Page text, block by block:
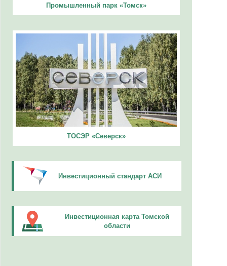
Промышленный парк «Томск»
ТОСЭР «Северск»
Инвестиционный стандарт АСИ
Инвестиционная карта Томской
области